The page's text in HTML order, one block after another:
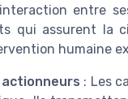
entre
qui assurent la
humaine
: Les